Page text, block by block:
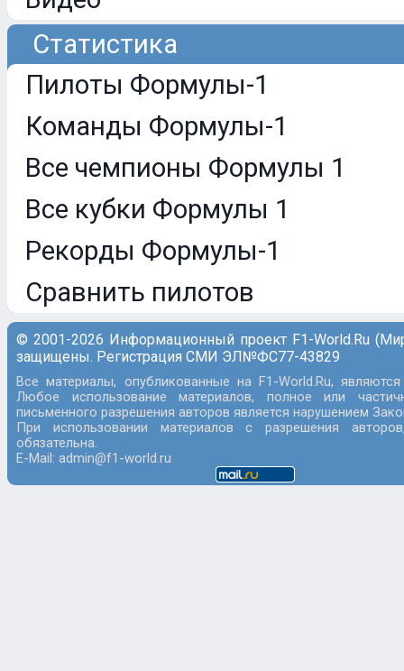
Статистика
Пилоты Формулы-1
Команды Формулы-1
Все чемпионы Формулы 1
Все кубки Формулы 1
Рекорды Формулы-1
Сравнить пилотов
© 2001-2026 Информационный проект F1-World.Ru
защищены. Регистрация СМИ ЭЛ№ФС77-43829
Все материалы, опубликованные на F1-World.Ru,
Любое использование материалов, полное или
письменного разрешения авторов является нарушением
При использовании материалов с разрешения
обязательна.
E-Mail: admin@f1-world.ru